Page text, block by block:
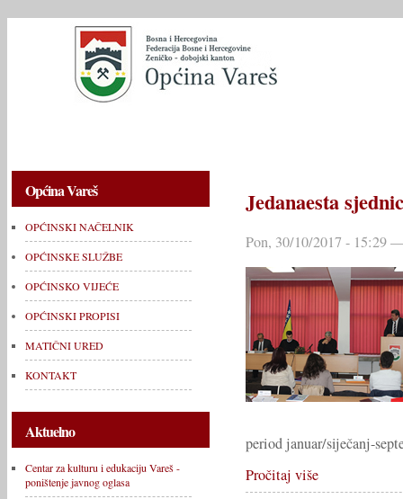
Općina Vareš
OPĆINSKI NAČELNIK
OPĆINSKE SLUŽBE
OPĆINSKO VIJEĆE
OPĆINSKI PROPISI
MATIČNI URED
KONTAKT
Aktuelno
Centar za kulturu i edukaciju Vareš -
poništenje javnog oglasa
Jedanaesta
Pon, 30/10/2017 - 15:29
period januar/siječanj-
Pročitaj više